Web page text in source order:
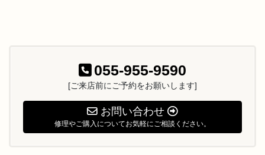
055-955-9590
[ご来店前にご予約をお願いします]
お問い合わせ
修理やご購入についてお気軽にご相談ください。